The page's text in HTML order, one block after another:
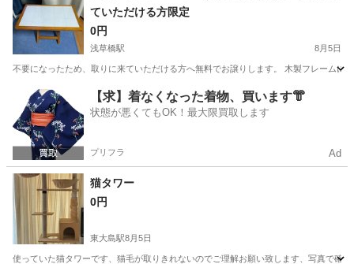
ていただける方限定
0円
浅草橋駅 8月5日
不要になったため、取りに来ていただける方へ無料でお譲りします。 木製フレーム
東京 台東区 浅草橋駅 テーブル
【求】着なくなった着物、買います👘
状態が悪くてもOK！最大限買取します
プリフラ Ad
猫タワー
0円
東大島駅8月5日
使っていた猫タワーです、猫毛が取りきれないのでご理解お願い致します、写真で確